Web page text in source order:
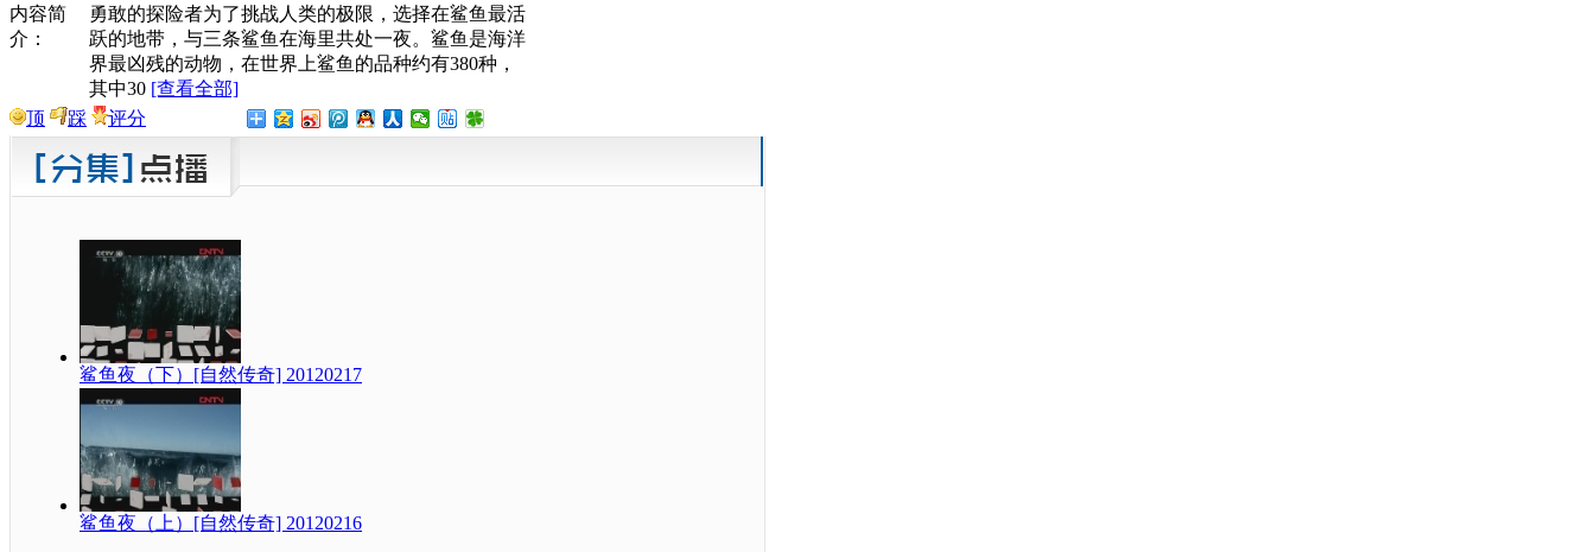
内容简
介：
勇敢的探险者为了挑战人类的极限，选择在鲨鱼最活
跃的地带，与三条鲨鱼在海里共处一夜。鲨鱼是海洋
界最凶残的动物，在世界上鲨鱼的品种约有380种，
其中30 [查看全部]
顶
踩 评分
鲨鱼夜（下）[自然传奇] 20120217
鲨鱼夜（上）[自然传奇] 20120216